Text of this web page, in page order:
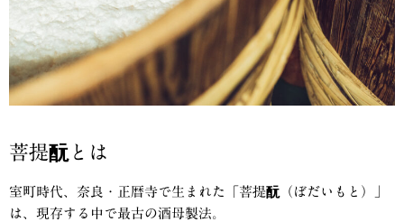
菩提酛とは
室町時代、奈良・正暦寺で生まれた
「菩提酛（ぼだいもと）」
は、現存する中で最古の酒母製法。